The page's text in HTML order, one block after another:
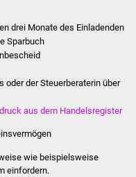
Einrichtungen
Agenda
Jugend
drei Monate des Einladenden
Sparbuch
oder der Steuerberaterin über
aus dem Handelsregister
wie beispielsweise
einfordern.